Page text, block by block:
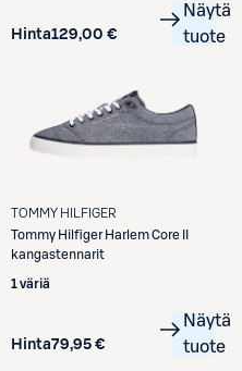
Hinta129,00 €
Näytä
tuote
TOMMY HILFIGER
Tommy Hilfiger Harlem Core II
kangastennarit
1 väriä
Hinta79,95 €
Näytä
tuote